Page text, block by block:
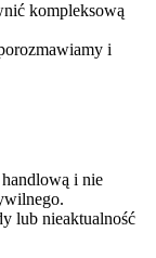
kompleksową
i
handlową i nie
lub nieaktualność